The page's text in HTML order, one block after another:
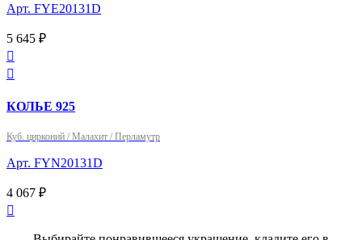
Арт. FYE20131D
5 645 ₽


КОЛЬЕ 925
Куб. цирконий / Малахит / Перламутр
Арт. FYN20131D
4 067 ₽
